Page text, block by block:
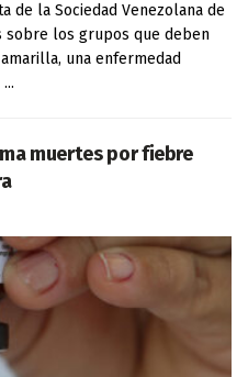
de la Sociedad Venezolana de
sobre los grupos que deben
una enfermedad
muertes por fiebre